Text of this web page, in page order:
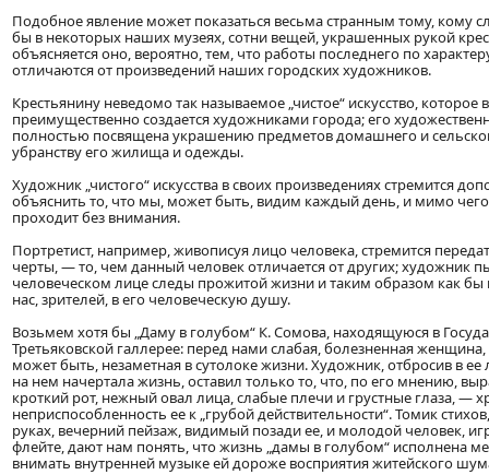
Подобное явление может показаться весьма странным тому, кому
бы в некоторых наших музеях, сотни вещей, украшенных рукой
объясняется оно, вероятно, тем, что работы последнего по
отличаются от произведений наших городских художников.
Крестьянину неведомо так называемое „чистое“ искусство, которое
преимущественно создается художниками города; его
полностью посвящена украшению предметов домашнего и
убранству его жилища и одежды.
Художник „чистого“ искусства в своих произведениях стремится
объяснить то, что мы, может быть, видим каждый день, и мимо
проходит без внимания.
Портретист, например, живописуя лицо человека, стремится
черты, — то, чем данный человек отличается от других; художник
человеческом лице следы прожитой жизни и таким образом как бы
нас, зрителей, в его человеческую душу.
Возьмем хотя бы „Даму в голубом“ К. Сомова, находящуюся в
Третьяковской галлерее: перед нами слабая, болезненная женщина,
может быть, незаметная в сутолоке жизни. Художник, отбросив в ее
на нем начертала жизнь, оставил только то, что, по его мнению,
кроткий рот, нежный овал лица, слабые плечи и грустные глаза, —
неприспособленность ее к „грубой действительности“. Томик
руках, вечерний пейзаж, видимый позади ее, и молодой человек,
флейте, дают нам понять, что жизнь „дамы в голубом“ исполнена
внимать внутренней музыке ей дороже восприятия житейского